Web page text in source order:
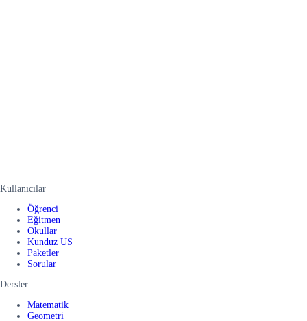
Kullanıcılar
Öğrenci
Eğitmen
Okullar
Kunduz US
Paketler
Sorular
Dersler
Matematik
Geometri